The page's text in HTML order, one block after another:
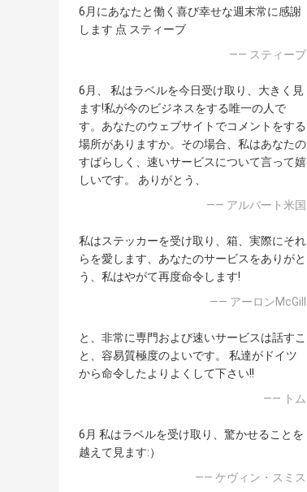
6月にあなたと働く喜び幸せな週末常に感謝
します 点 スティーブ
—— スティーブ
6月、 私はラベルを今日受け取り、大きく見
ます!私が今のビジネスをする唯一の人で
す。あなたのウェブサイトでコメントをする
場所がありますか。その場合、私はあなたの
すばらしく、速いサービスについて言って嬉
しいです。 ありがとう、
—— アルバート米国
私はステッカーを受け取り、箱、実際にそれ
らを愛します、あなたのサービスをありがと
う、私はやがて再度命令します!
—— アーロンMcGill
と、非常に専門および速いサービスは話すこ
と、容易質極度のよいです。 私達がドイツ
から命令したよりよくして下さい!!
—— トム
6月 私はラベルを受け取り、驚かせることを
越えて見ます:）
—— ケヴィン・スミス